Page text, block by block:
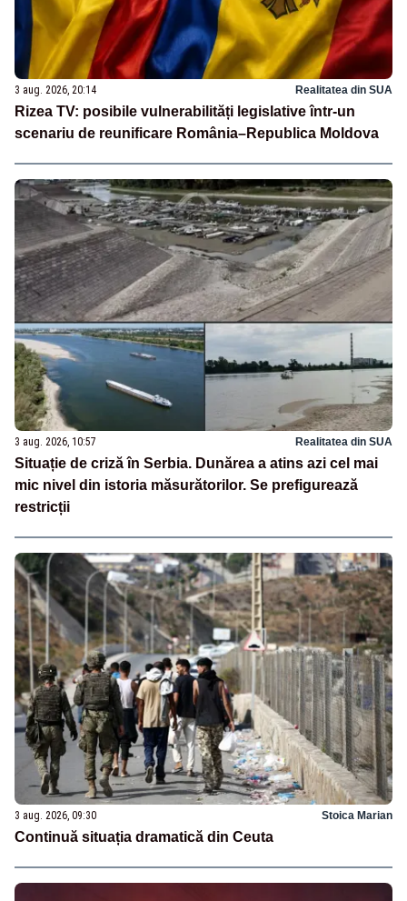
3 aug. 2026, 20:14 Realitatea din SUA
Rizea TV: posibile vulnerabilități legislative într-un
scenariu de reunificare România–Republica Moldova
3 aug. 2026, 10:57 Realitatea din SUA
Situație de criză în Serbia. Dunărea a atins azi cel mai
mic nivel din istoria măsurătorilor. Se prefigurează
restricții
3 aug. 2026, 09:30 Stoica Marian
Continuă situația dramatică din Ceuta